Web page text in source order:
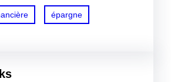
épargne